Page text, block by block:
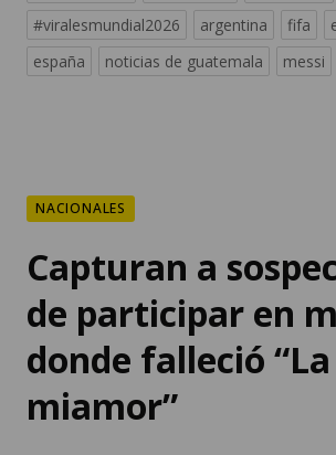
#viralesmundial2026
argentina fifa
españa
noticias de guatemala messi
NACIONALES
Capturan a
de participar en
donde falleció “La
miamor”